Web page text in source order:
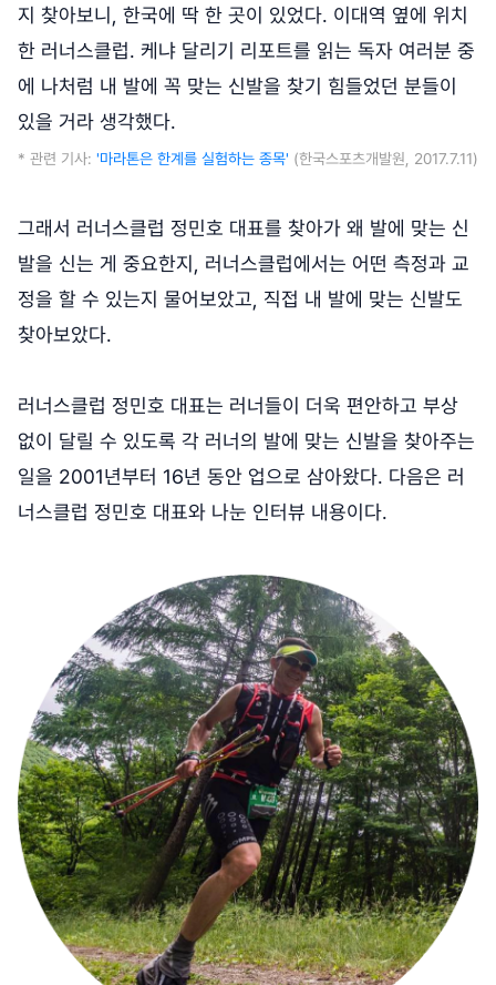
지 찾아보니, 한국에 딱 한 곳이 있었다. 이대역 옆에 위치
한 러너스클럽. 케냐 달리기 리포트를 읽는 독자 여러분 중
에 나처럼 내 발에 꼭 맞는 신발을 찾기 힘들었던 분들이
있을 거라 생각했다.
* 관련 기사: '마라톤은 한계를 실험하는 종목' (한국스포츠개발원, 2017.7.11)
그래서 러너스클럽 정민호 대표를 찾아가 왜 발에 맞는 신
발을 신는 게 중요한지, 러너스클럽에서는 어떤 측정과 교
정을 할 수 있는지 물어보았고, 직접 내 발에 맞는 신발도
찾아보았다.
러너스클럽 정민호 대표는 러너들이 더욱 편안하고 부상
없이 달릴 수 있도록 각 러너의 발에 맞는 신발을 찾아주는
일을 2001년부터 16년 동안 업으로 삼아왔다. 다음은 러
너스클럽 정민호 대표와 나눈 인터뷰 내용이다.